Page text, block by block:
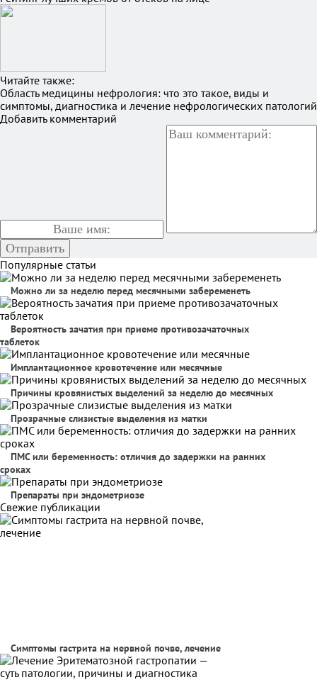
Читайте также:
Область медицины нефрология: что это такое, виды и
симптомы, диагностика и лечение нефрологических патологий
Добавить комментарий
Популярные статьи
Можно ли за неделю перед месячными забеременеть
Вероятность зачатия при приеме противозачаточных
таблеток
Имплантационное кровотечение или месячные
Причины кровянистых выделений за неделю до месячных
Прозрачные слизистые выделения из матки
ПМС или беременность: отличия до задержки на ранних
сроках
Препараты при эндометриозе
Свежие публикации
Симптомы гастрита на нервной почве, лечение